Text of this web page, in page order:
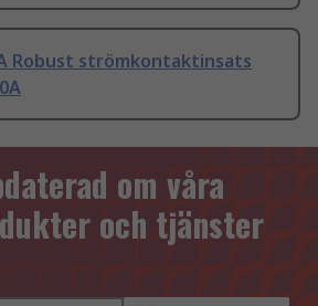
Robust strömkontaktinsats
om våra
och tjänster